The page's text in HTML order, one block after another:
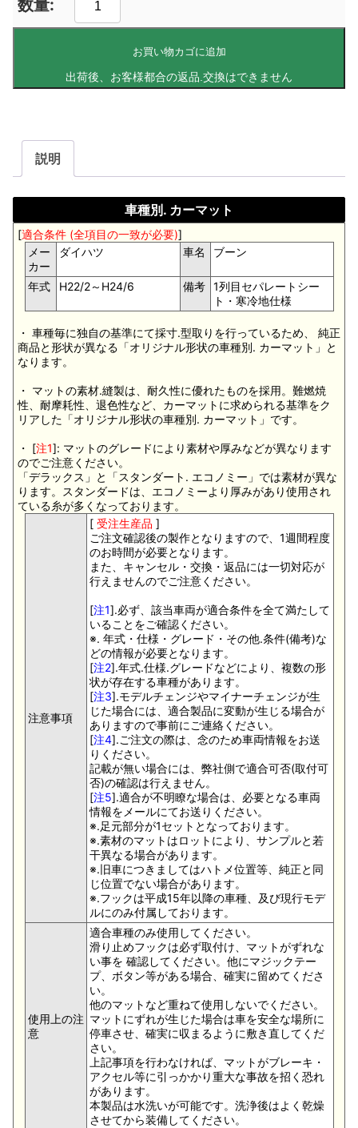
お買い物カゴに追加
説明
車種別. カーマット
[適合条件 (全項目の一致が必要)]
メー
カー
ダイハツ 車名 ブーン
年式 H22/2～H24/6 備考
1列目セパレートシー
ト・寒冷地仕様
・ 車種毎に独自の基準にて採寸.型取りを行っているため、 純正
商品と形状が異なる「オリジナル形状の車種別. カーマット」と
なります。
・ マットの素材.縫製は、耐久性に優れたものを採用。難燃焼
性、耐摩耗性、退色性など、カーマットに求められる基準をク
リアした「オリジナル形状の車種別. カーマット」です。
・ [注1]: マットのグレードにより素材や厚みなどが異なります
のでご注意ください。
「デラックス」と「スタンダート. エコノミー」では素材が異な
ります。スタンダードは、エコノミーより厚みがあり使用され
ている糸が多くなっております。
注意事項
[ 受注生産品 ]
ご注文確認後の製作となりますので、1週間程度
のお時間が必要となります。
また、キャンセル・交換・返品には一切対応が
行えませんのでご注意ください。
[注1].必ず、該当車両が適合条件を全て満たして
いることをご確認ください。
※. 年式・仕様・グレード・その他.条件(備考)な
どの情報が必要となります。
[注2].年式.仕様.グレードなどにより、複数の形
状が存在する車種があります。
[注3].モデルチェンジやマイナーチェンジが生
じた場合には、適合製品に変動が生じる場合が
ありますので事前にご連絡ください。
[注4].ご注文の際は、念のため車両情報をお送
りください。
記載が無い場合には、弊社側で適合可否(取付可
否)の確認は行えません。
[注5].適合が不明瞭な場合は、必要となる車両
情報をメールにてお送りください。
※.足元部分が1セットとなっております。
※.素材のマットはロットにより、サンプルと若
干異なる場合があります。
※.旧車につきましてはハトメ位置等、純正と同
じ位置でない場合があります。
※.フックは平成15年以降の車種、及び現行モデ
ルにのみ付属しております。
使用上の注
意
適合車種のみ使用してください。
滑り止めフックは必ず取付け、マットがずれな
い事を 確認してください。他にマジックテー
プ、ボタン等がある場合、確実に留めてくださ
い。
他のマットなど重ねて使用しないでください。
マットにずれが生じた場合は車を安全な場所に
停車させ、確実に収まるように敷き直してくだ
さい。
上記事項を行わなければ、マットがブレーキ・
アクセル等に引っかかり重大な事故を招く恐れ
があります。
本製品は水洗いが可能です。洗浄後はよく乾燥
させてから装備してください。